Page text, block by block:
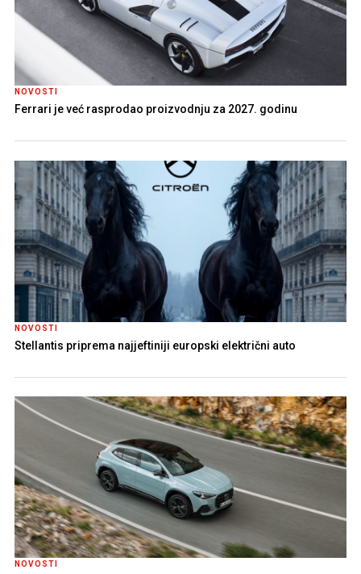
NOVOSTI
Ferrari je već rasprodao proizvodnju za 2027. godinu
NOVOSTI
Stellantis priprema najjeftiniji europski električni auto
NOVOSTI